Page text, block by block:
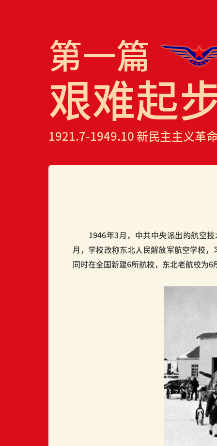
第一篇
艰难起
1921.7-1949.10 新民主主义革
1946年3月，中共中央派出的航空技
月，学校改称东北人民解放军航空学校
同时在全国新建6所航校，东北老航校为